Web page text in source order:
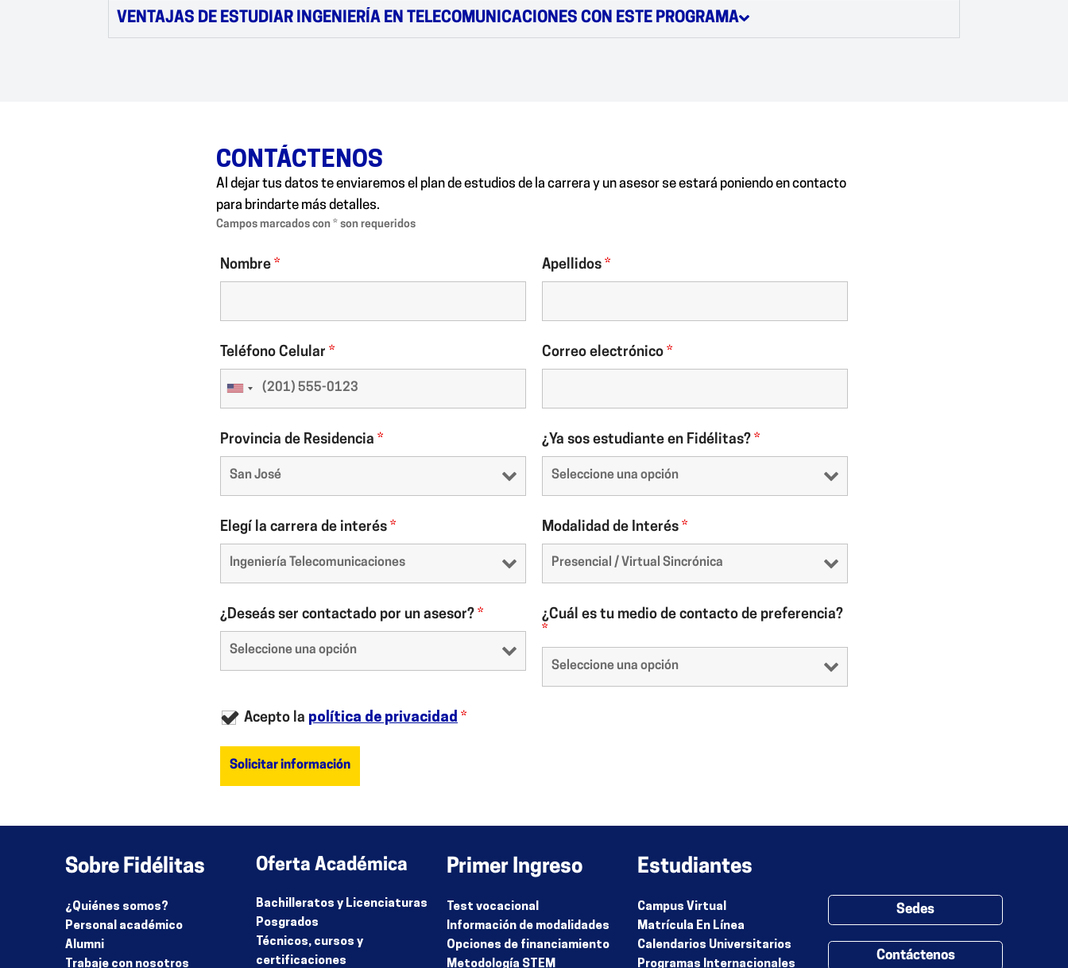
VENTAJAS DE ESTUDIAR INGENIERÍA EN TELECOMUNICACIONES CON ESTE PROGRAMA
CONTÁCTENOS
Al dejar tus datos te enviaremos el plan de estudios de la carrera y un asesor se estará poniendo en contacto
para brindarte más detalles.
Campos marcados con * son requeridos
Nombre * Apellidos*
Teléfono Celular * Correo electrónico*
Provincia de Residencia * ¿Ya sos estudiante en Fidélitas?*
Elegí la carrera de interés * Modalidad de Interés*
¿Deseás ser contactado por un asesor? *
¿Cuál es tu medio de contacto de preferencia?
*
Acepto la política de privacidad *
Sobre Fidélitas
¿Quiénes somos?
Personal académico
Alumni
Trabaje con nosotros
Oferta Académica
Bachilleratos y Licenciaturas
Posgrados
Técnicos, cursos y
certificaciones
Primer Ingreso
Test vocacional
Información de modalidades
Opciones de financiamiento
Metodología STEM
Estudiantes
Campus Virtual
Matrícula En Línea
Calendarios Universitarios
Programas Internacionales
Sedes
Contáctenos